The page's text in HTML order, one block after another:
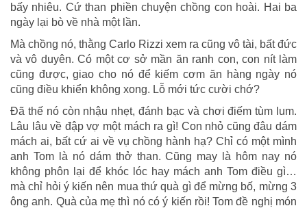
bấy nhiêu. Cứ than phiền chuyện chồng con hoài. Hai ba
ngày lại bò về nhà một lần.
Mà chồng nó, thằng Carlo Rizzi xem ra cũng vô tài, bất đức
và vô duyên. Có một cơ sở mần ăn ranh con, con nít làm
cũng được, giao cho nó để kiếm cơm ăn hàng ngày nó
cũng điều khiển không xong. Lỗ mới tức cười chớ?
Đã thế nó còn nhậu nhẹt, đánh bạc và chơi điếm tùm lum.
Lâu lâu về đập vợ một mách ra gì! Con nhỏ cũng đâu dám
mách ai, bất cứ ai về vụ chồng hành hạ? Chỉ có một mình
anh Tom là nó dám thở than. Cũng may là hôm nay nó
không phôn lại để khóc lóc hay mách anh Tom điều gì…
mà chỉ hỏi ý kiến nên mua thứ quà gì để mừng bố, mừng 3
ông anh. Quà của mẹ thì nó có ý kiến rồi! Tom đề nghị món